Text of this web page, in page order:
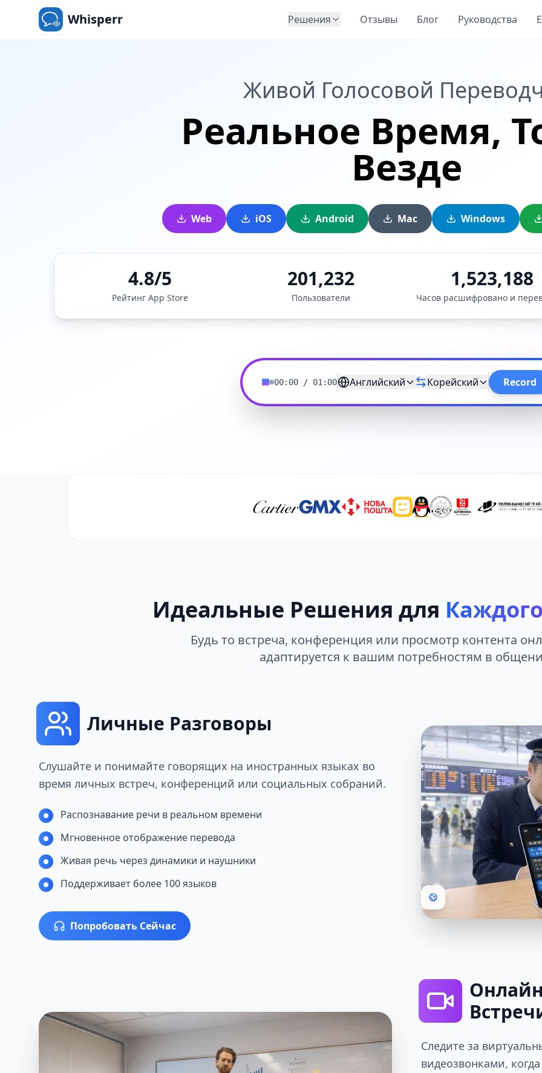
Whisperr Решения Отзывы Блог Руководства
Живой Голосовой
Реальное Время,
Везде
Web iOS Android Mac Windows
4.8/5
Рейтинг App Store
201,232
Пользователи
1,523,188
Часов расшифровано и
00:00 / 01:00 Английский Корейский Record
Идеальные Решения для
Будь то встреча, конференция или просмотр контента
адаптируется к вашим потребностям в
Личные Разговоры
Слушайте и понимайте говорящих на иностранных языках во
время личных встреч, конференций или социальных собраний.
Распознавание речи в реальном времени
Мгновенное отображение перевода
Живая речь через динамики и наушники
Поддерживает более 100 языков
Попробовать Сейчас
Следите за
видеозвонками,